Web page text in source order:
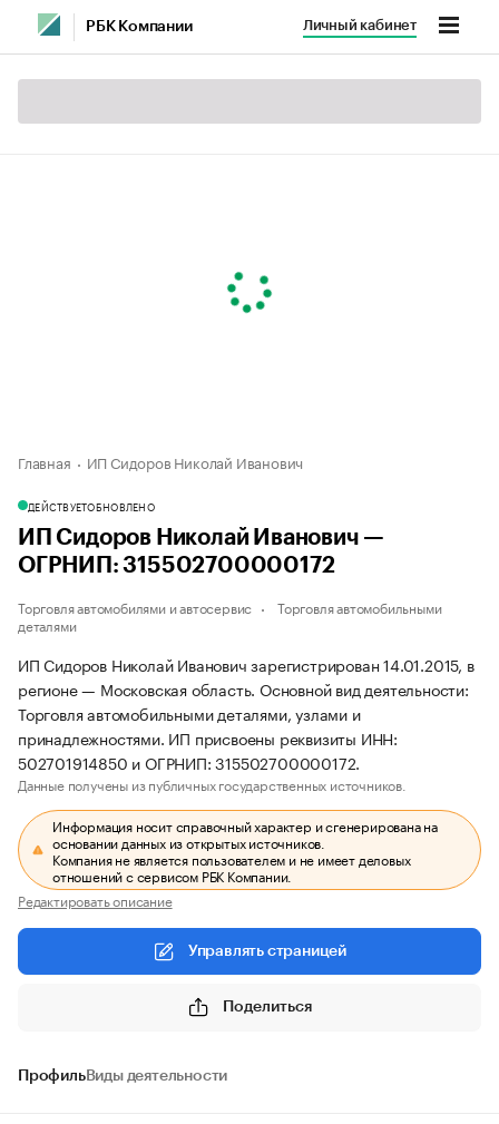
РБК Компании Личный кабинет
Главная ИП Сидоров Николай Иванович
ДЕЙСТВУЕТОБНОВЛЕНО
ИП Сидоров Николай Иванович —
ОГРНИП: 315502700000172
Торговля автомобилями и автосервис
Торговля автомобильными
деталями
ИП Сидоров Николай Иванович зарегистрирован 14.01.2015, в
регионе — Московская область. Основной вид деятельности:
Торговля автомобильными деталями, узлами и
принадлежностями. ИП присвоены реквизиты ИНН:
502701914850 и ОГРНИП: 315502700000172.
Данные получены из публичных государственных источников.
Информация носит справочный характер и сгенерирована на
основании данных из открытых источников.
Компания не является пользователем и не имеет деловых
отношений с сервисом РБК Компании.
Редактировать описание
Управлять страницей
Поделиться
ПрофильВиды деятельности